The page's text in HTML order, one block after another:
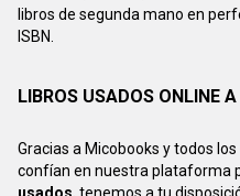
libros de segunda mano en
ISBN.
LIBROS USADOS ONLINE
Gracias a Micobooks y todos
confían en nuestra plataforma